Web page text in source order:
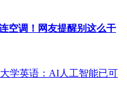
空调！网友提醒别这么干